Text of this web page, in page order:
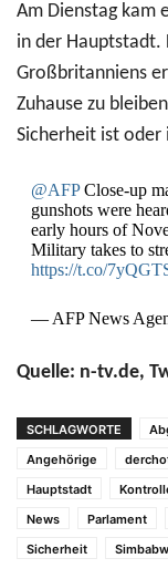
Am Dienstag kam
in der Hauptstadt.
Großbritanniens
Zuhause zu
Sicherheit ist oder
@AFPClose-up
gunshots were
early hours of
Military takes to
https://t.co/
— AFP News
Quelle: n-tv.de,
SCHLAGWORTE
Angehörige
Hauptstadt
News
Parlament
Sicherheit